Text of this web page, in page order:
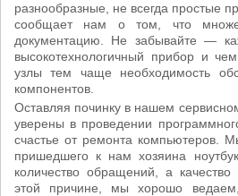
разнообразные, не всегда простые
сообщает нам о том, что
документацию. Не забывайте —
высокотехнологичный прибор и
узлы тем чаще необходимость
компонентов.
Оставляя починку в нашем
уверены в проведении
счастье от ремонта компьютеров.
пришедшего к нам хозяина
количество обращений, а
этой причине, мы хорошо